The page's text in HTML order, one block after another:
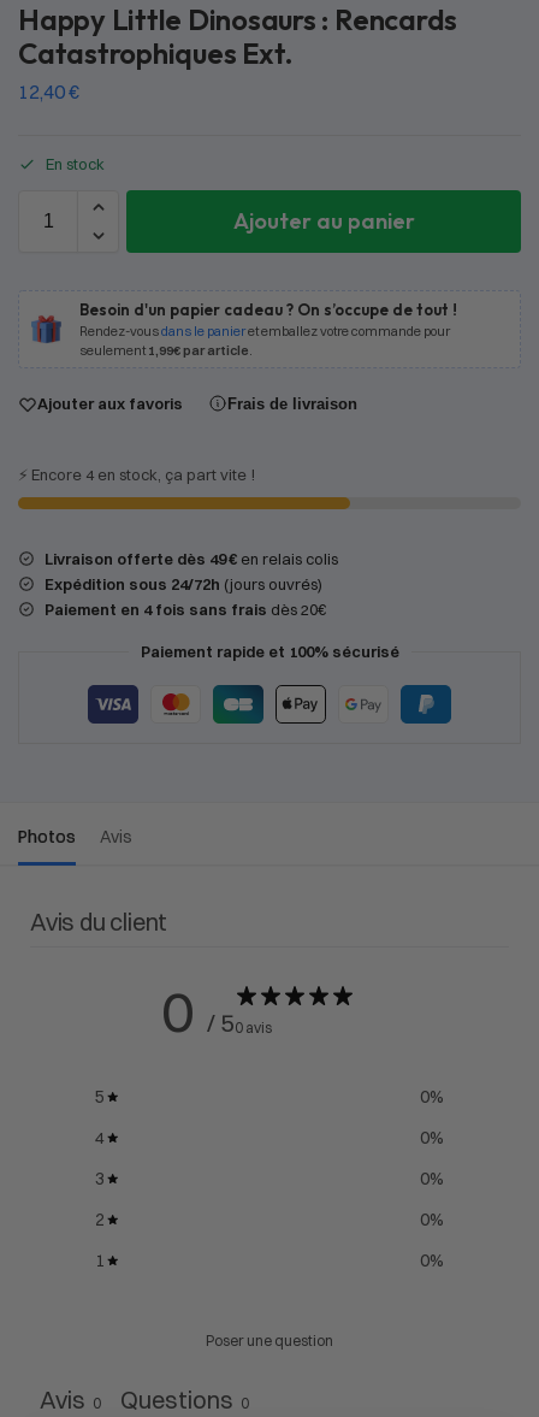
Happy Little Dinosaurs : Rencards
Catastrophiques Ext.
12,40€
En stock
Ajouter au panier
Besoin d'un papier cadeau ? On s’occupe de tout !
Rendez-vousdans le panieret emballez votre commande pour
seulement 1,99€ par article.
Ajouter aux favoris Frais de livraison
⚡️ Encore 4 en stock, ça part vite !
Livraison offerte dès 49 € en relais colis
Expédition sous 24/72h (jours ouvrés)
Paiement en 4 fois sans frais dès 20€
Paiement rapide et 100% sécurisé
Photos Avis
Avis du client
0 / 50 avis
5 0%
4
0%
3
0%
2
0%
1
0%
Poser une question
Avis 0 Questions 0